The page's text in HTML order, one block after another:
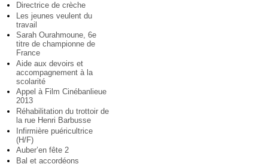
Directrice de crèche
Les jeunes veulent du
travail
Sarah Ourahmoune, 6e
titre de championne de
France
Aide aux devoirs et
accompagnement à la
scolarité
Appel à Film Cinébanlieue
2013
Réhabilitation du trottoir de
la rue Henri Barbusse
Infirmière puéricultrice
(H/F)
Auber’en fête 2
Bal et accordéons